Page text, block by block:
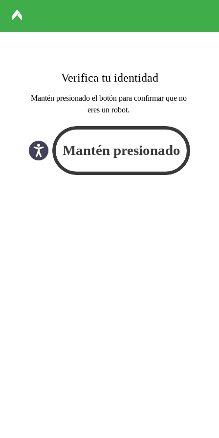
Verifica tu identidad
Mantén presionado el botón para confirmar que no
eres un robot.